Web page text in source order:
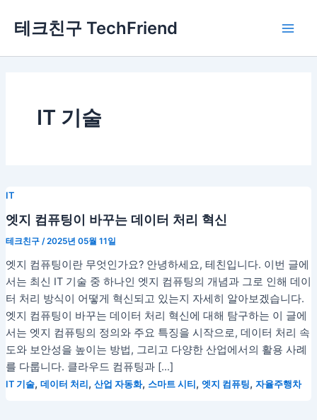
로
테크친구 TechFriend
IT 기술
IT
엣지 컴퓨팅이 바꾸는 데이터 처리 혁신
테크친구 /2025년 05월 11일
엣지 컴퓨팅이란 무엇인가요? 안녕하세요, 테친입니다. 이번 글에
서는 최신 IT 기술 중 하나인 엣지 컴퓨팅의 개념과 그로 인해 데이
터 처리 방식이 어떻게 혁신되고 있는지 자세히 알아보겠습니다.
엣지 컴퓨팅이 바꾸는 데이터 처리 혁신에 대해 탐구하는 이 글에
서는 엣지 컴퓨팅의 정의와 주요 특징을 시작으로, 데이터 처리 속
도와 보안성을 높이는 방법, 그리고 다양한 산업에서의 활용 사례
를 다룹니다. 클라우드 컴퓨팅과 […]
IT 기술, 데이터 처리 , 산업 자동화, 스마트 시티 , 엣지 컴퓨팅, 자율주행차